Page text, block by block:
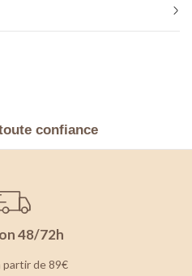
confiance
48/72h
de 89€